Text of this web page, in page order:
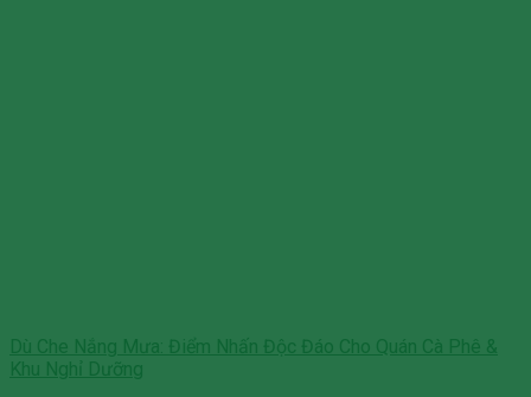
Dù Che Nắng Mưa: Điểm Nhấn Độc Đáo Cho Quán Cà Phê &
Khu Nghỉ Dưỡng